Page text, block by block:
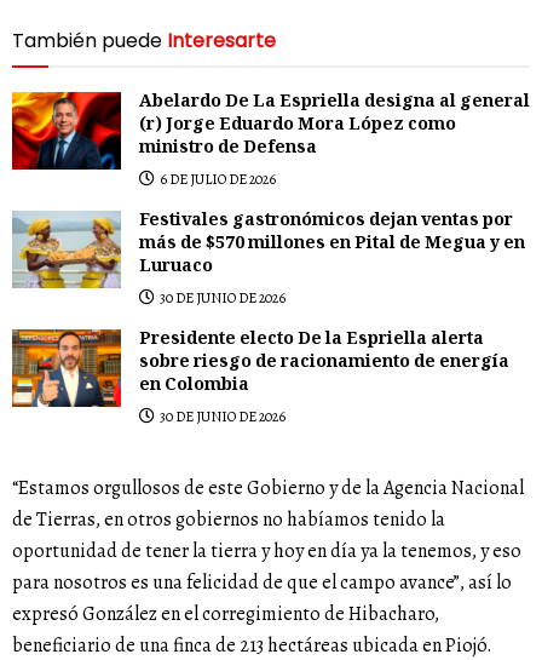
También puede Interesarte
Abelardo De La Espriella designa al general
(r) Jorge Eduardo Mora López como
ministro de Defensa
6 DE JULIO DE 2026
Festivales gastronómicos dejan ventas por
más de $570 millones en Pital de Megua y en
Luruaco
30 DE JUNIO DE 2026
Presidente electo De la Espriella alerta
sobre riesgo de racionamiento de energía
en Colombia
30 DE JUNIO DE 2026
“Estamos orgullosos de este Gobierno y de la Agencia Nacional
de Tierras, en otros gobiernos no habíamos tenido la
oportunidad de tener la tierra y hoy en día ya la tenemos, y eso
para nosotros es una felicidad de que el campo avance”, así lo
expresó González en el corregimiento de Hibacharo,
beneficiario de una finca de 213 hectáreas ubicada en Piojó.